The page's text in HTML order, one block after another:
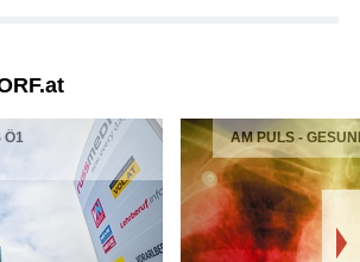
Hanousek - soprano and alto
clarinet
Oprsál - vibraphone, marimba, and
instrument
Svejnar - percussion, objects
Ma47
Ö1
AM PULS -